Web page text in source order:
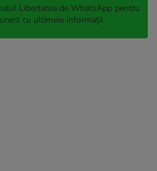
Libertatea de WhatsApp pentru
cu ultimele informații